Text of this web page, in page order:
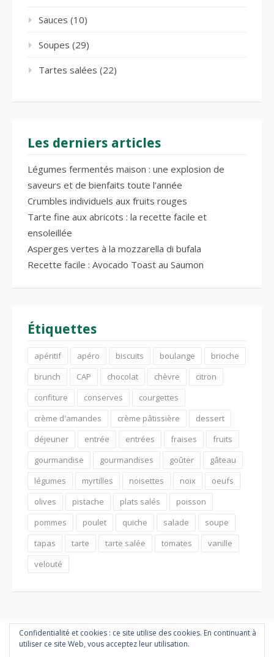
Sauces (10)
Soupes (29)
Tartes salées (22)
Les derniers articles
Légumes fermentés maison : une explosion de
saveurs et de bienfaits toute l’année
Crumbles individuels aux fruits rouges
Tarte fine aux abricots : la recette facile et
ensoleillée
Asperges vertes à la mozzarella di bufala
Recette facile : Avocado Toast au Saumon
Étiquettes
apéritif apéro biscuits boulange
brioche
brunch
CAP chocolat chèvre
citron
confiture
conserves
courgettes
crème d'amandes
crème pâtissière
dessert
déjeuner
entrée entrées fraises
fruits
gourmandise
gourmandises goûter
gâteau
légumes
myrtilles noisettes noix
oeufs
olives
pistache plats salés
poisson
pommes
poulet quiche salade
soupe
tapas
tarte tarte salée tomates
vanille
velouté
Confidentialité et cookies : ce site utilise des cookies. En continuant à
utiliser ce site Web, vous acceptez leur utilisation.